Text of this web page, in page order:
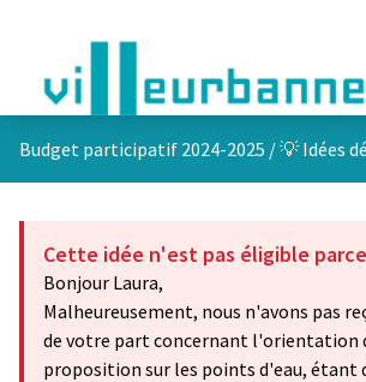
Budget participatif 2024-2025 /💡 Idées
Cette idée n'est pas éligible
Bonjour Laura,
Malheureusement, nous n'avons pas
de votre part concernant l'orientation
proposition sur les points d'eau, étant